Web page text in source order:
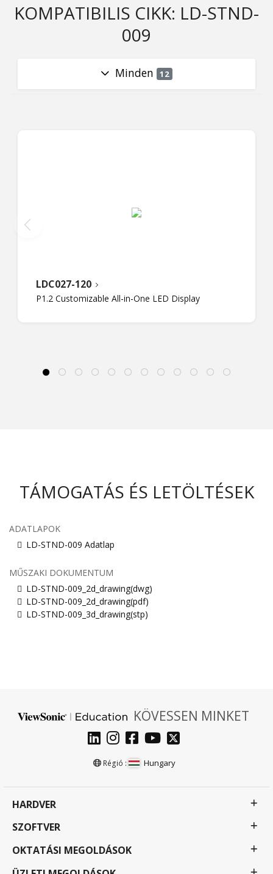
KOMPATIBILIS CIKK: LD-STND-
009
Minden 12
LDC027-120
P1.2 Customizable All-in-One LED Display
TÁMOGATÁS ÉS LETÖLTÉSEK
ADATLAPOK
LD-STND-009 Adatlap
MŰSZAKI DOKUMENTUM
LD-STND-009_2d_drawing(dwg)
LD-STND-009_2d_drawing(pdf)
LD-STND-009_3d_drawing(stp)
KÖVESSEN MINKET
Régió : Hungary
HARDVER
SZOFTVER
OKTATÁSI MEGOLDÁSOK